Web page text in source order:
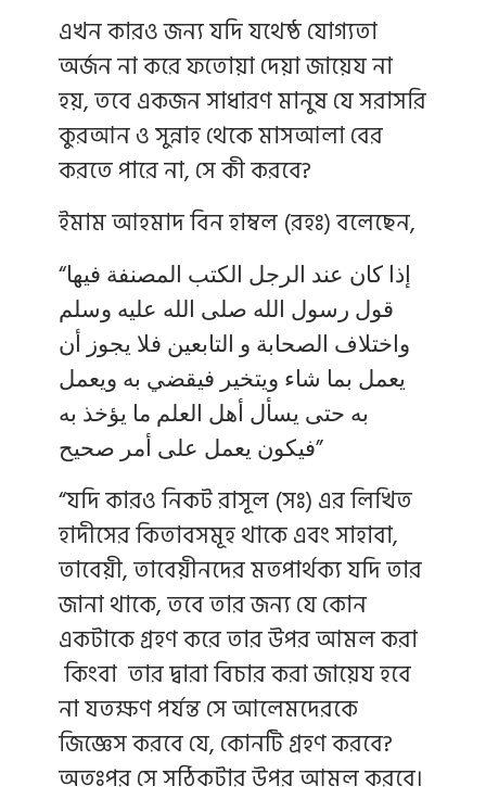
এখন কারও জন্য যদি যথেষ্ঠ যোগ্যতা
অর্জন না করে ফতোয়া দেয়া জায়েয না
হয়, তবে একজন সাধারণ মানুষ যে সরাসরি
কুরআন ও সুন্নাহ থেকে মাসআলা বের
করতে পারে না, সে কী করবে?
ইমাম আহমাদ বিন হাম্বল (রহঃ) বলেছেন,
“إذا كان عند الرجل الكتب المصنفة فيها
قول رسول الله صلى الله عليه وسلم
واختلاف الصحابة و التابعين فلا يجوز أن
يعمل بما شاء ويتخير فيقضي به ويعمل
به حتى يسأل أهل العلم ما يؤخذ به
فيكون يعمل على أمر صحيح”
“যদি কারও নিকট রাসূল (সঃ) এর লিখিত
হাদীসের কিতাবসমূহ থাকে এবং সাহাবা,
তাবেয়ী, তাবেয়ীনদের মতপার্থক্য যদি তার
জানা থাকে, তবে তার জন্য যে কোন
একটাকে গ্রহণ করে তার উপর আমল করা
কিংবা তার দ্বারা বিচার করা জায়েয হবে
না যতক্ষণ পর্যন্ত সে আলেমদেরকে
জিজ্ঞেস করবে যে, কোনটি গ্রহণ করবে?
অতঃপর সে সঠিকটার উপর আমল করবে।